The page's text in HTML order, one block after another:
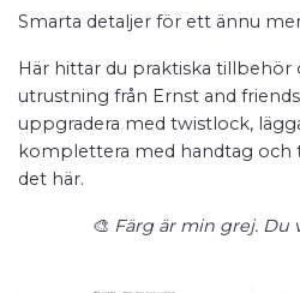
Smarta detaljer för ett ännu
Här hittar du praktiska tillbehör
utrustning från Ernst and
uppgradera med twistlock,
komplettera med handtag och
det här.
🎨 Färg är min grej. Du